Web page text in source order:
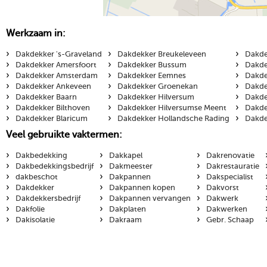
Werkzaam in:
›
Dakdekker 's-Graveland
› Dakdekker Amersfoort
› Dakdekker Amsterdam
› Dakdekker Ankeveen
› Dakdekker Baarn
› Dakdekker Bilthoven
› Dakdekker Blaricum
› Dakdekker Breukeleveen
› Dakdekker Bussum
› Dakdekker Eemnes
› Dakdekker Groenekan
› Dakdekker Hilversum
› Dakdekker Hilversumse Meent
› Dakdekker Hollandsche Rading
›
›
›
›
›
›
›
Veel gebruikte vaktermen:
›
Dakbedekking
› Dakbedekkingsbedrijf
› dakbeschot
› Dakdekker
› Dakdekkersbedrijf
› Dakfolie
› Dakisolatie
› Dakkapel
› Dakmeester
› Dakpannen
› Dakpannen kopen
› Dakpannen vervangen
› Dakplaten
› Dakraam
› Dakrenovatie
› Dakrestauratie
› Dakspecialist
› Dakvorst
› Dakwerk
› Dakwerken
› Gebr. Schaap